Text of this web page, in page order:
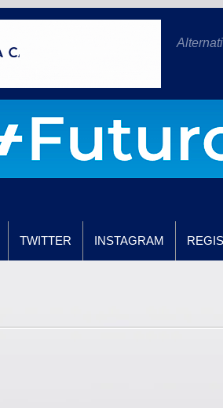
TWITTER INSTAGRAM